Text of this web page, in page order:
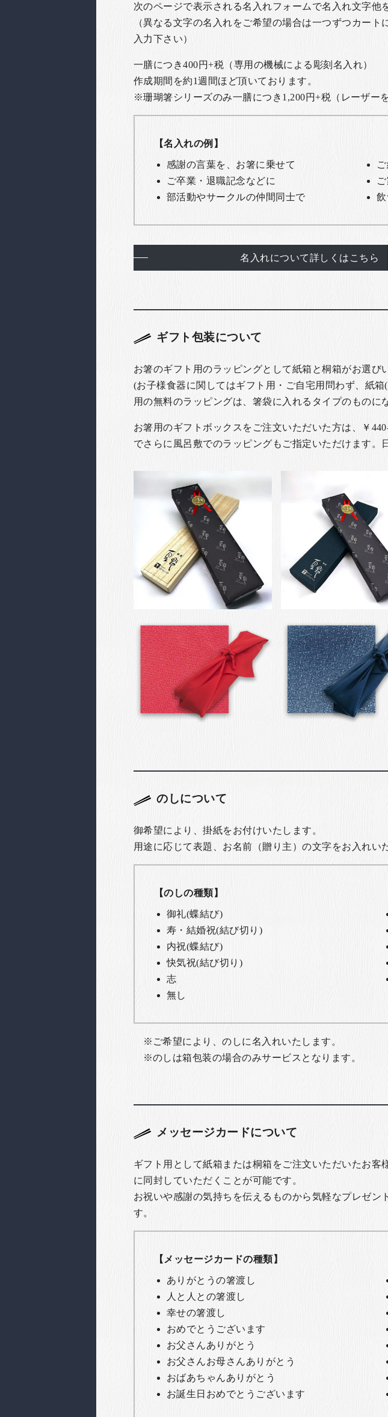
次のページで表示される名入れフォームで名入れ文字他
（異なる文字の名入れをご希望の場合は一つずつカー
入力下さい）
一膳につき400円+税（専用の機械による彫刻名入れ）
作成期間を約1週間ほど頂いております。
※珊瑚箸シリーズのみ一膳につき1,200円+税 （レーザー
【名入れの例】
感謝の言葉を、お箸に乗せて
ご卒業・退職記念などに
部活動やサークルの仲間同士で
名入れについて詳しくはこちら
ギフト包装について
お箸のギフト用のラッピングとして紙箱と桐箱がお選び
(お子様食器に関してはギフト用・ご自宅用問わず、紙
用の無料のラッピングは、箸袋に入れるタイプのものに
お箸用のギフトボックスをご注文いただいた方は、￥
でさらに風呂敷でのラッピングもご指定いただけます。
のしについて
御希望により、掛紙をお付けいたします。
用途に応じて表題、お名前（贈り主）の文字をお入れい
【のしの種類】
御礼(蝶結び)
寿・結婚祝(結び切り)
内祝(蝶結び)
快気祝(結び切り)
志
無し
ご希望により、のしに名入れいたします。
のしは箱包装の場合のみサービスとなります。
メッセージカードについて
ギフト用として紙箱または桐箱をご注文いただいたお
に同封していただくことが可能です。
お祝いや感謝の気持ちを伝えるものから気軽なプレゼ
す。
【メッセージカードの種類】
ありがとうの箸渡し
人と人との箸渡し
幸せの箸渡し
おめでとうございます
お父さんありがとう
お父さんお母さんありがとう
おばあちゃんありがとう
お誕生日おめでとうございます